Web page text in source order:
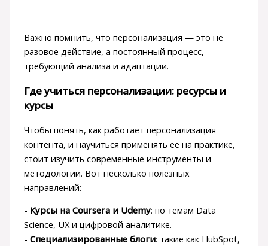
Важно помнить, что персонализация — это не
разовое действие, а постоянный процесс,
требующий анализа и адаптации.
Где учиться персонализации: ресурсы и
курсы
Чтобы понять, как работает персонализация
контента, и научиться применять её на практике,
стоит изучить современные инструменты и
методологии. Вот несколько полезных
направлений:
- Курсы на Coursera и Udemy: по темам Data
Science, UX и цифровой аналитике.
- Специализированные блоги: такие как HubSpot,